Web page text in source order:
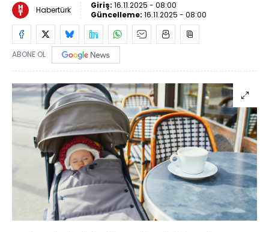
Habertürk Giriş: 16.11.2025 - 08:00
Güncelleme: 16.11.2025 - 08:00
ABONE OL